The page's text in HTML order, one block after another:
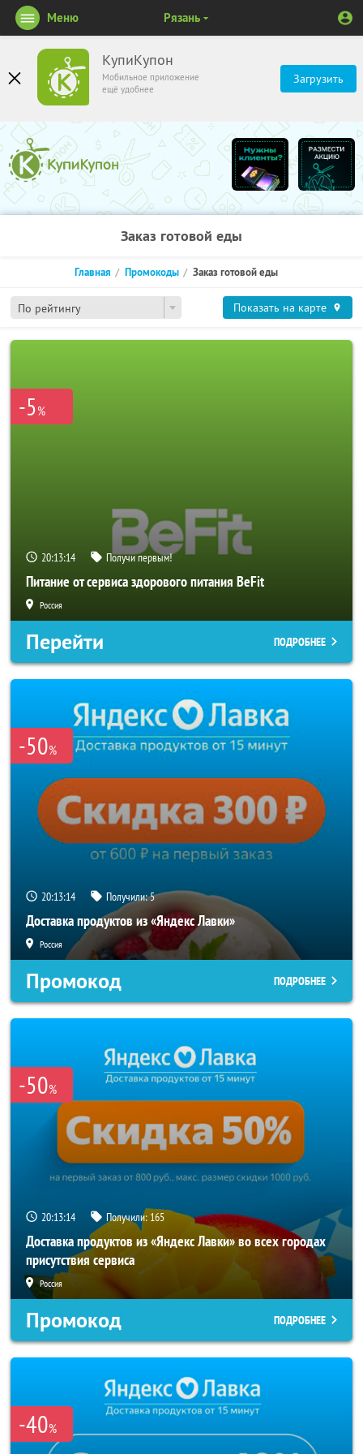
КупиКупон
Мобильное приложение
ещё удобнее
Загрузить
Меню Рязань
Заказ готовой еды
По рейтингу
Главная Промокоды Заказ готовой еды
Показать на карте
-5%
20:13:14 Получи первым!
Питание от сервиса здорового питания BeFit
Россия
Перейти ПОДРОБНЕЕ
-50%
20:13:14 Получили:5
Доставка продуктов из «Яндекс Лавки»
Россия
Промокод ПОДРОБНЕЕ
-50%
20:13:14 Получили: 165
Доставка продуктов из «Яндекс Лавки» во всех городах
присутствия сервиса
Россия
Промокод ПОДРОБНЕЕ
-40%